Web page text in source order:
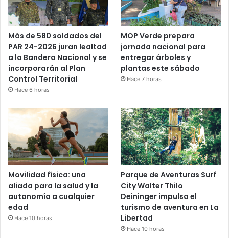
Más de 580 soldados del
PAR 24-2026 juran lealtad
a la Bandera Nacional y se
incorporarán al Plan
Control Territorial
Hace 6 horas
MOP Verde prepara
jornada nacional para
entregar árboles y
plantas este sábado
Hace 7 horas
Movilidad física: una
aliada para la salud y la
autonomía a cualquier
edad
Hace 10 horas
Parque de Aventuras Surf
City Walter Thilo
Deininger impulsa el
turismo de aventura en La
Libertad
Hace 10 horas